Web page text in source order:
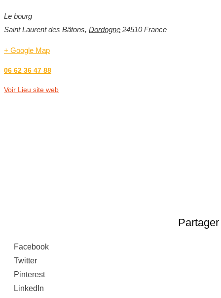
Le bourg
Saint Laurent des Bâtons, Dordogne 24510 France
+ Google Map
06 62 36 47 88
Voir Lieu site web
Partager
Facebook
Twitter
Pinterest
LinkedIn